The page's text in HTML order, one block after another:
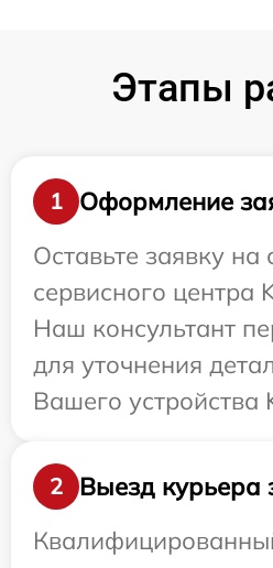
Этапы
1
Оформление
Оставьте заявку на
сервисного центра
Наш консультант
для уточнения
Вашего устройства
2
Выезд курьера